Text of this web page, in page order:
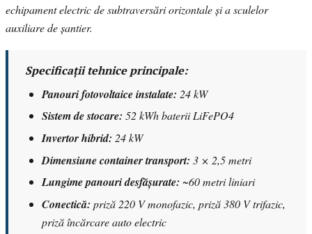
echipament electric de subtraversări orizontale și a sculelor
auxiliare de șantier.
Specificații tehnice principale:
Panouri fotovoltaice instalate: 24 kW
Sistem de stocare: 52 kWh baterii LiFePO4
Invertor hibrid: 24 kW
Dimensiune container transport: 3 × 2,5 metri
Lungime panouri desfășurate: ~60 metri liniari
Conectică: priză 220 V monofazic, priză 380 V trifazic,
priză încărcare auto electric